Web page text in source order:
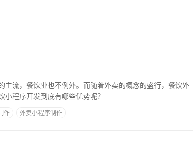
流，餐饮业也不例外。而随着外卖的概念的盛行，餐饮外
程序开发到底有哪些优势呢？
作 外卖小程序制作